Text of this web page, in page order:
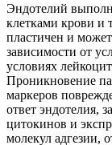
Эндотелий
клетками крови и
пластичен и
зависимости от
условиях
Проникновение
маркеров
ответ эндотелия,
цитокинов и
молекул адгезии,